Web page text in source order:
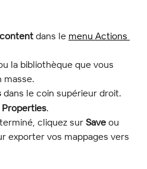
dans le menu Actions
la bibliothèque que vous
masse.
dans le coin supérieur droit.
Properties.
cliquez sur Save ou
exporter vos mappages vers